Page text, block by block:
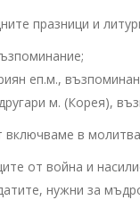
празници и
еп.м.,
м. (Корея),
в
от война и
нужни за